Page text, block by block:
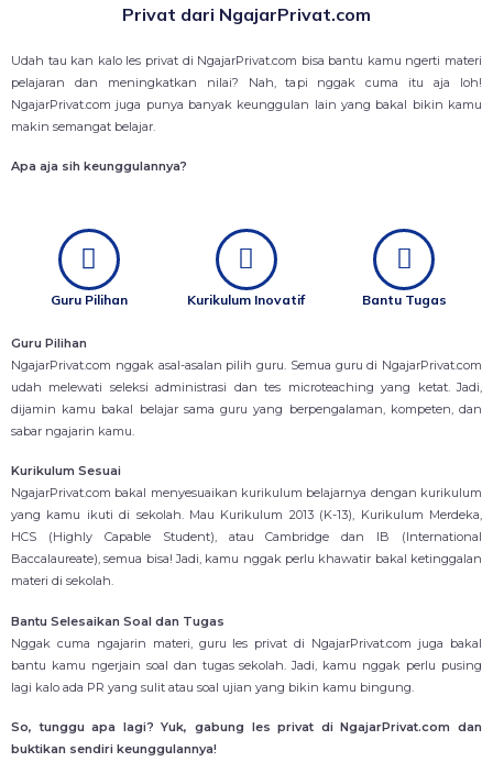
Privat dari NgajarPrivat.com
Udah tau kan kalo les privat di NgajarPrivat.com bisa bantu kamu ngerti materi
pelajaran dan meningkatkan nilai? Nah, tapi nggak cuma itu aja loh!
NgajarPrivat.com juga punya banyak keunggulan lain yang bakal bikin kamu
makin semangat belajar.
Apa aja sih keunggulannya?
Guru Pilihan Kurikulum Inovatif Bantu Tugas
Guru Pilihan
NgajarPrivat.com nggak asal-asalan pilih guru. Semua guru di NgajarPrivat.com
udah melewati seleksi administrasi dan tes microteaching yang ketat. Jadi,
dijamin kamu bakal belajar sama guru yang berpengalaman, kompeten, dan
sabar ngajarin kamu.
Kurikulum Sesuai
NgajarPrivat.com bakal menyesuaikan kurikulum belajarnya dengan kurikulum
yang kamu ikuti di sekolah. Mau Kurikulum 2013 (K-13), Kurikulum Merdeka,
HCS (Highly Capable Student), atau Cambridge dan IB (International
Baccalaureate), semua bisa! Jadi, kamu nggak perlu khawatir bakal ketinggalan
materi di sekolah.
Bantu Selesaikan Soal dan Tugas
Nggak cuma ngajarin materi, guru les privat di NgajarPrivat.com juga bakal
bantu kamu ngerjain soal dan tugas sekolah. Jadi, kamu nggak perlu pusing
lagi kalo ada PR yang sulit atau soal ujian yang bikin kamu bingung.
So, tunggu apa lagi? Yuk, gabung les privat di NgajarPrivat.com dan
buktikan sendiri keunggulannya!